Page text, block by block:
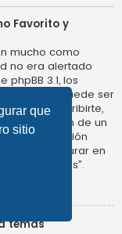
que
sitio
Favorito y
mucho como
no era alertado
3.1, los
Usted puede ser
Al suscribirte,
actualización de un
de notificación
configurar en
de Foros”.
temas